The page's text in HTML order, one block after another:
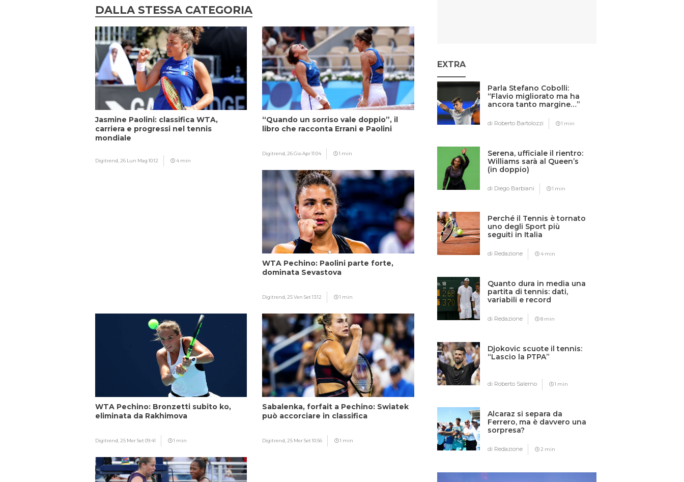
DALLA STESSA CATEGORIA
Jasmine Paolini: classifica WTA,
carriera e progressi nel tennis
mondiale
Digitrend, 26 Lun Mag 10:12 4 min
“Quando un sorriso vale doppio”, il
libro che racconta Errani e Paolini
Digitrend, 26 Gio Apr 11:04 1 min
WTA Pechino: Paolini parte forte,
dominata Sevastova
Digitrend, 25 Ven Set 13:12 1 min
WTA Pechino: Bronzetti subito ko,
eliminata da Rakhimova
Digitrend, 25 Mer Set 09:41 1 min
Sabalenka, forfait a Pechino: Swiatek
può accorciare in classifica
Digitrend, 25 Mer Set 10:56 1 min
EXTRA
Parla Stefano Cobolli:
“Flavio migliorato ma ha
ancora tanto margine…”
di Roberto Bartolozzi 1 min
Serena, ufficiale il rientro:
Williams sarà al Queen’s
(in doppio)
di Diego Barbiani 1 min
Perché il Tennis è tornato
uno degli Sport più
seguiti in Italia
di Redazione 4 min
Quanto dura in media una
partita di tennis: dati,
variabili e record
di Redazione 8 min
Djokovic scuote il tennis:
“Lascio la PTPA”
di Roberto Salerno 1 min
Alcaraz si separa da
Ferrero, ma è davvero una
sorpresa?
di Redazione 2 min